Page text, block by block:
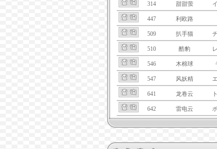
314 甜甜萤
447 利欧路
509 扒手猫
510 酷豹
546 木棉球
547 风妖精
641 龙卷云
642 雷电云